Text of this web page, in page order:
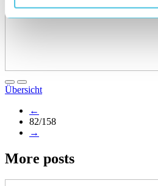
Übersicht
←
82/158
→
More posts